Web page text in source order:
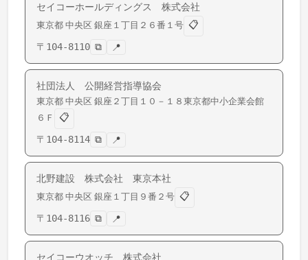
セイコーホールディングス 株式会社
東京都 中央区 銀座 １丁目２６番１号 📋
〒 104-8110 ⧉ 📍
社団法人 公開経営指導協会
東京都 中央区 銀座 ２丁目１０－１８東京都中小企業会館
６Ｆ
📋
〒 104-8114 ⧉ 📍
北野建設 株式会社 東京本社
東京都 中央区 銀座 １丁目９番２号 📋
〒 104-8116 ⧉ 📍
セイコーウオッチ 株式会社